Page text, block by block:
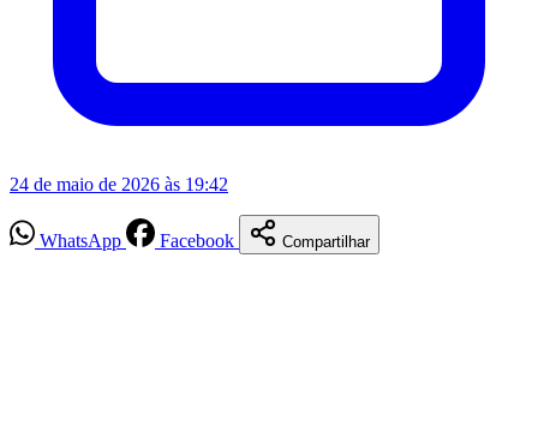
24 de maio de 2026 às 19:42
WhatsApp Facebook Compartilhar